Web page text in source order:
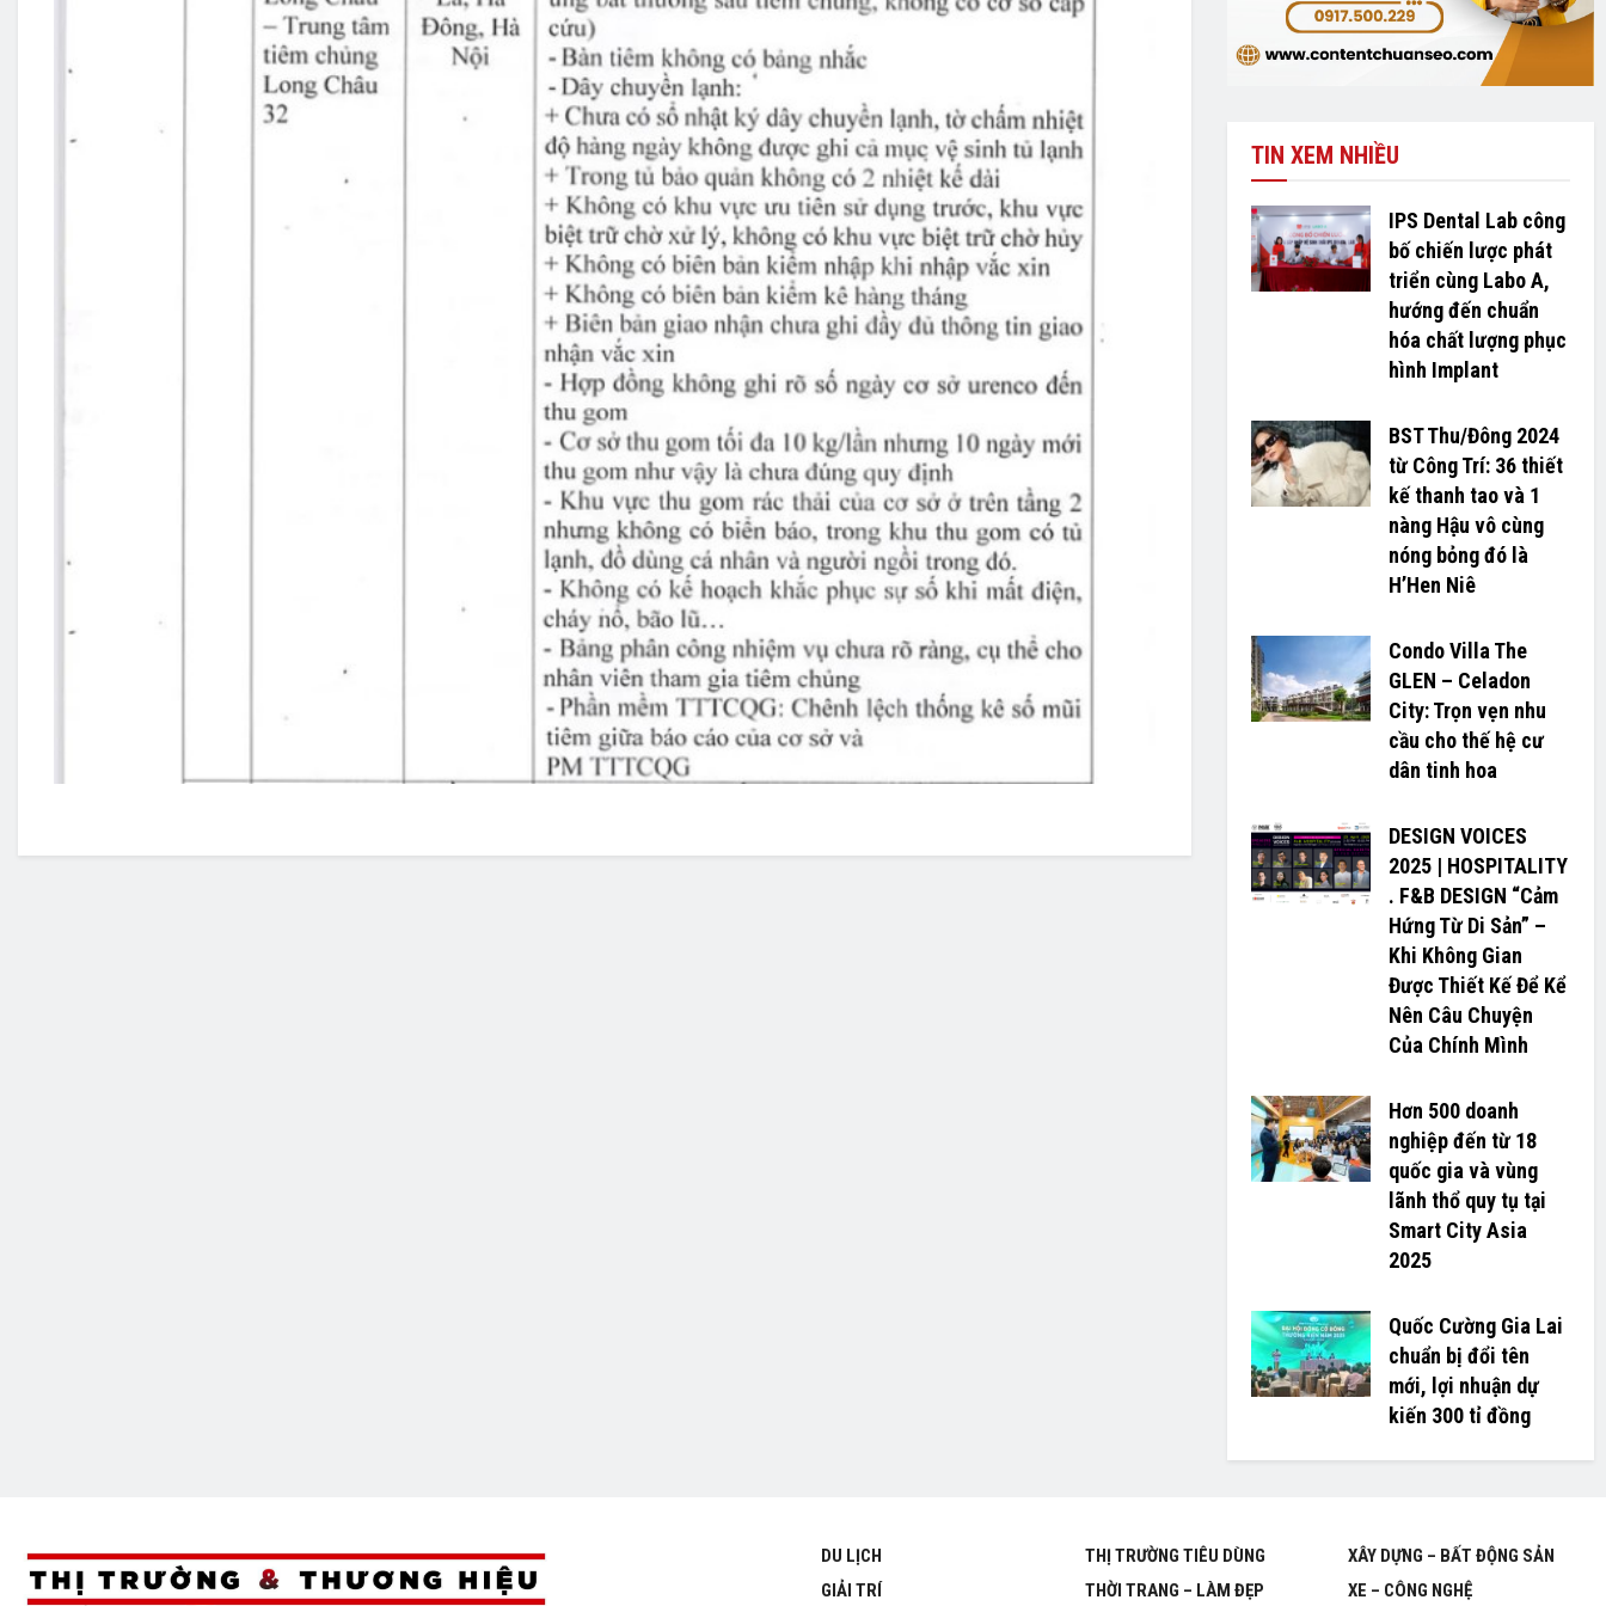
TIN XEM NHIỀU
IPS Dental Lab công
bố chiến lược phát
triển cùng Labo A,
hướng đến chuẩn
hóa chất lượng phục
hình Implant
BST Thu/Đông 2024
từ Công Trí: 36 thiết
kế thanh tao và 1
nàng Hậu vô cùng
nóng bỏng đó là
H’H­­­­en Niê
Condo Villa The
GLEN – Celadon
City: Trọn vẹn nhu
cầu cho thế hệ cư
dân tinh hoa
DESIGN VOICES
2025 | HOSPITALITY
. F&B DESIGN “Cảm
Hứng Từ Di Sản” –
Khi Không Gian
Được Thiết Kế Để Kể
Nên Câu Chuyện
Của Chính Mình
Hơn 500 doanh
nghiệp đến từ 18
quốc gia và vùng
lãnh thổ quy tụ tại
Smart City Asia
2025
Quốc Cường Gia Lai
chuẩn bị đổi tên
mới, lợi nhuận dự
kiến 300 tỉ đồng
DU LỊCH
GIẢI TRÍ
THỊ TRƯỜNG TIÊU DÙNG
THỜI TRANG – LÀM ĐẸP
XÂY DỰNG – BẤT ĐỘNG SẢN
XE – CÔNG NGHỆ